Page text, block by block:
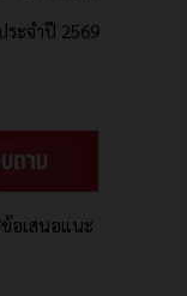
ระจำปี 2569
อเสนอแนะ